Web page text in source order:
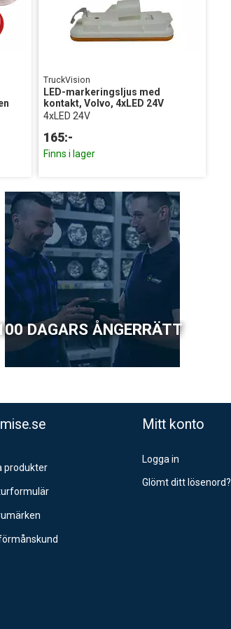
TruckVision
LED-markeringsljus med
kontakt, Volvo, 4xLED 24V
4xLED 24V
165:-
Finns i lager
DAGARS ÅNGERRÄTT
produkter
Mitt konto
Logga in
Glömt ditt lösenord?